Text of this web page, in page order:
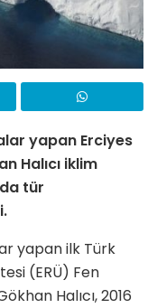
yapan Erciyes
Halıcı iklim
tür
yapan ilk Türk
(ERÜ) Fen
Halıcı, 2016